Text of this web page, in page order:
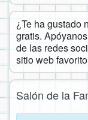
¿Te ha gustado
gratis.
de las redes
sitio web
Salón de la